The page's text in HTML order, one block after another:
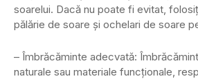
soarelui. Dacă nu poate fi evitat,
pălărie de soare și ochelari de soare
– Îmbrăcăminte adecvată:
naturale sau materiale funcționale,